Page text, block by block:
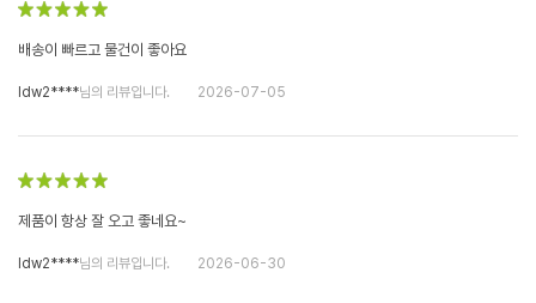
배송이 빠르고 물건이 좋아요
ldw2****님의 리뷰입니다. 2026-07-05
제품이 항상 잘 오고 좋네요~
ldw2****님의 리뷰입니다. 2026-06-30